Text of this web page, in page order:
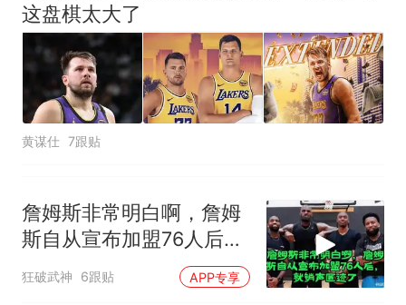
这盘棋太大了
黄谋仕 7跟贴
詹姆斯非常明白啊，詹姆
斯自从宣布加盟76人后，
就销声匿迹了
狂破武神 6跟贴 APP专享